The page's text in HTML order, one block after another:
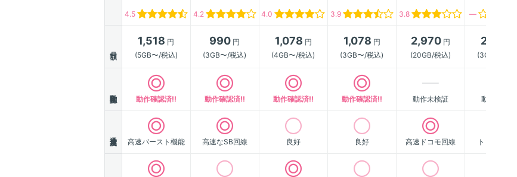
4.5 4.2 4.0 3.9 3.8 ―
1,518 円
(5GB〜/税込)
990 円
(3GB〜/税込)
1,078 円
(4GB〜/税込)
1,078 円
(3GB〜/税込)
2,970円
(20GB/税込)
2,178
(3GB〜/税込)
動作確認済!! 動作確認済!! 動作確認済!! 動作確認済!! 動作未検証 動作未検証
高速バースト機能 高速なSB回線 良好 良好 高速ドコモ回線 トップクラス